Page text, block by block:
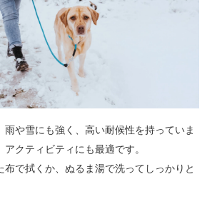
雨や雪にも強く、高い耐候性を持っていま
クティビティにも最適です。
布で拭くか、ぬるま湯で洗ってしっかりと